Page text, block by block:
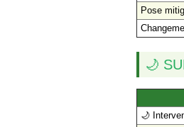
Pose
🌙
🌙